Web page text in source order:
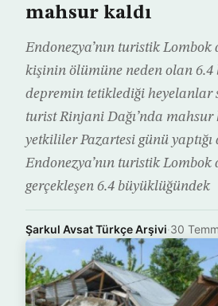
mahsur kaldı
Endonezya’nın turistik Lombok
kişinin ölümüne neden olan
depremin tetiklediği heyelanlar
turist Rinjani Dağı’nda mahsur
yetkililer Pazartesi günü yaptığı
Endonezya’nın turistik Lombok
gerçekleşen 6.4 büyüklüğündek
Şarkul Avsat Türkçe Arşivi·30